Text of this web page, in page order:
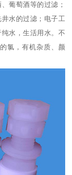
葡萄酒等的过滤；
水的过滤；电子工
水，生活用水。不
氯，有机杂质、颜